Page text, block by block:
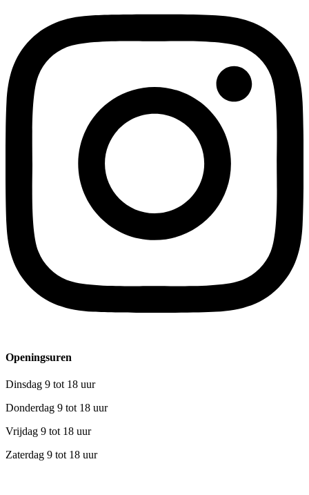
Openingsuren
Dinsdag 9 tot 18 uur
Donderdag 9 tot 18 uur
Vrijdag 9 tot 18 uur
Zaterdag 9 tot 18 uur